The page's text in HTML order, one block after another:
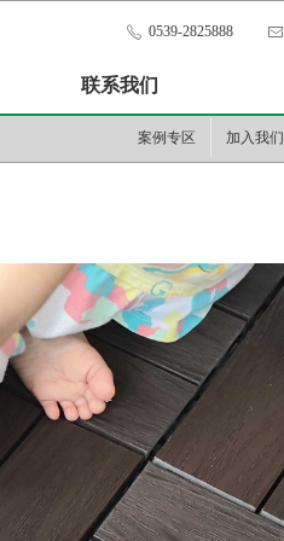
联系我们
ꂅ 0539-2825888 ꂘ
案例专区 加入我们